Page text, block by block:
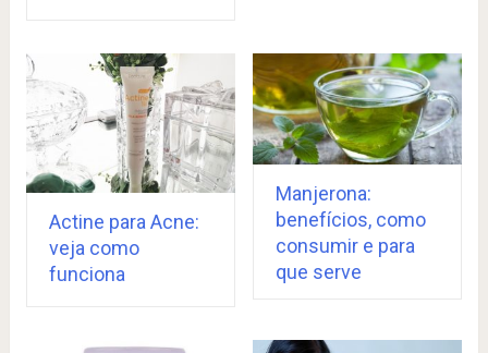
Actine para Acne:
veja como
funciona
Manjerona:
benefícios, como
consumir e para
que serve